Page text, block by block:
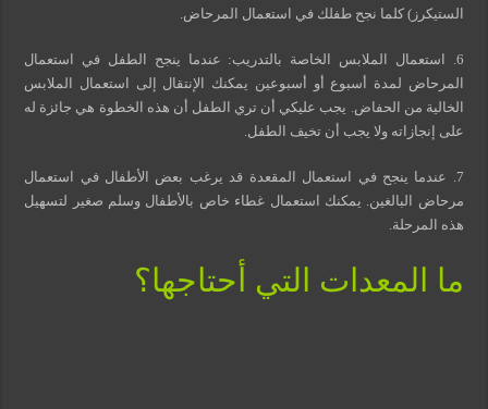
الستيكرز) كلما نجح طفلك في استعمال المرحاض.
6. استعمال الملابس الخاصة بالتدريب: عندما ينجح الطفل في استعمال
المرحاض لمدة أسبوع أو أسبوعين يمكنك الإنتقال إلى استعمال الملابس
الخالية من الحفاض. يجب عليكي أن تري الطفل أن هذه الخطوة هي جائزة له
على إنجازاته ولا يجب أن تخيف الطفل.
7. عندما ينجح في استعمال المقعدة قد يرغب بعض الأطفال في استعمال
مرحاض البالغين. يمكنك استعمال غطاء خاص بالأطفال وسلم صغير لتسهيل
هذه المرحلة.
ما المعدات التي أحتاجها؟